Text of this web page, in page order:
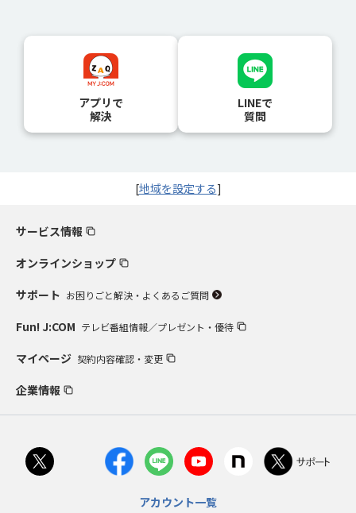
アプリで
解決
LINEで
質問
[地域を設定する]
サービス情報
オンラインショップ
サポート お困りごと解決・よくあるご質問
Fun! J:COM テレビ番組情報／プレゼント・優待
マイページ 契約内容確認・変更
企業情報
アカウント一覧